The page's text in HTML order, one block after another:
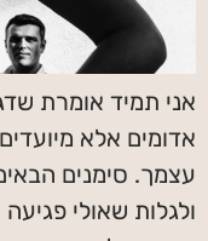
אני תמיד אומרת
אדומים אלא
עצמך. סימנים
ולגלות שאולי